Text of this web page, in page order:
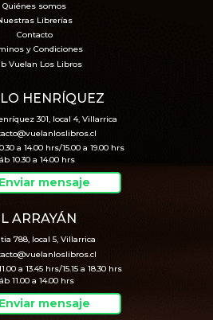
Quiénes somos
Librerías
Contacto
y Condiciones
Vuelan Los Libros
HENRÍQUEZ
301, local 4, Villarrica
a 14.00 hrs/15.00 a 19.00 hrs
10.30 a 14.00 hrs
Enviar mensaje
ARRAYÁN
788, local 5, Villarrica
a 13.45 hrs/15.15 a 18.30 hrs
11.00 a 14.00 hrs
Enviar mensaje